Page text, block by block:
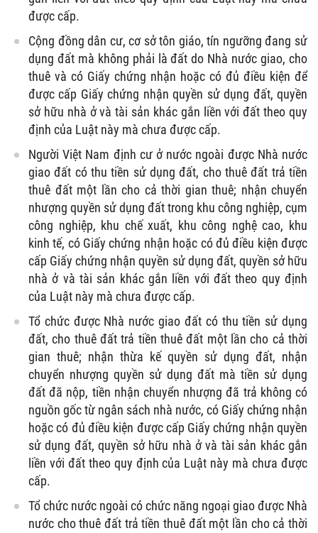
được cấp.
Cộng đồng dân cư, cơ sở tôn giáo, tín ngưỡng đang sử
dụng đất mà không phải là đất do Nhà nước giao, cho
thuê và có Giấy chứng nhận hoặc có đủ điều kiện để
được cấp Giấy chứng nhận quyền sử dụng đất, quyền
sở hữu nhà ở và tài sản khác gắn liền với đất theo quy
định của Luật này mà chưa được cấp.
Người Việt Nam định cư ở nước ngoài được Nhà nước
giao đất có thu tiền sử dụng đất, cho thuê đất trả tiền
thuê đất một lần cho cả thời gian thuê; nhận chuyển
nhượng quyền sử dụng đất trong khu công nghiệp, cụm
công nghiệp, khu chế xuất, khu công nghệ cao, khu
kinh tế, có Giấy chứng nhận hoặc có đủ điều kiện được
cấp Giấy chứng nhận quyền sử dụng đất, quyền sở hữu
nhà ở và tài sản khác gắn liền với đất theo quy định
của Luật này mà chưa được cấp.
Tổ chức được Nhà nước giao đất có thu tiền sử dụng
đất, cho thuê đất trả tiền thuê đất một lần cho cả thời
gian thuê; nhận thừa kế quyền sử dụng đất, nhận
chuyển nhượng quyền sử dụng đất mà tiền sử dụng
đất đã nộp, tiền nhận chuyển nhượng đã trả không có
nguồn gốc từ ngân sách nhà nước, có Giấy chứng nhận
hoặc có đủ điều kiện được cấp Giấy chứng nhận quyền
sử dụng đất, quyền sở hữu nhà ở và tài sản khác gắn
liền với đất theo quy định của Luật này mà chưa được
cấp.
Tổ chức nước ngoài có chức năng ngoại giao được Nhà
nước cho thuê đất trả tiền thuê đất một lần cho cả thời